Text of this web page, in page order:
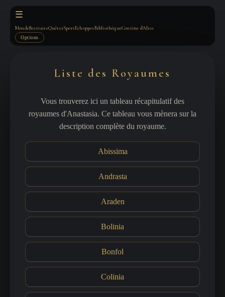
☰
MondeBestiaireQuêtesSportEchoppesBibliothèqueContine d'Alice
Options
Liste des Royaumes
Vous trouverez ici un tableau récapitulatif des
royaumes d'Anastasia. Ce tableau vous mènera sur la
description complète du royaume.
Abissima
Andrasta
Araden
Bolinia
Bonfol
Colinia